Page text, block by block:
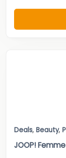
Deals, Beauty,
JOOP!